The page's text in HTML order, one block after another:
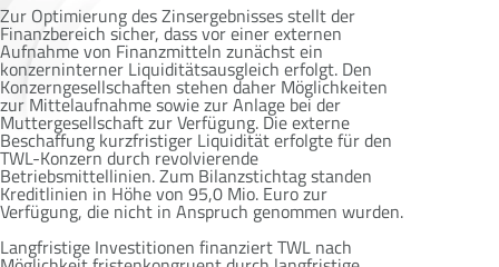
Zur Optimierung des Zinsergebnisses stellt der
Finanzbereich sicher, dass vor einer externen
Aufnahme von Finanzmitteln zunächst ein
konzerninterner Liquiditätsausgleich erfolgt. Den
Konzerngesellschaften stehen daher Möglichkeiten
zur Mittelaufnahme sowie zur Anlage bei der
Muttergesellschaft zur Verfügung. Die externe
Beschaffung kurzfristiger Liquidität erfolgte für den
TWL-Konzern durch revolvierende
Betriebsmittellinien. Zum Bilanzstichtag standen
Kreditlinien in Höhe von 95,0 Mio. Euro zur
Verfügung, die nicht in Anspruch genommen wurden.
Langfristige Investitionen finanziert TWL nach